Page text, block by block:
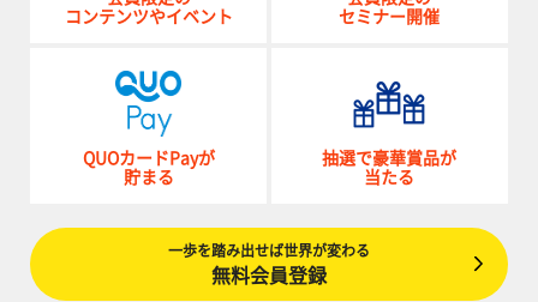
コンテンツやイベント
セミナー開催
QUOカードPayが
貯まる
抽選で豪華賞品が
当たる
一歩を踏み出せば世界が変わる
無料会員登録